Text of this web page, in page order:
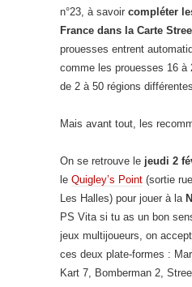
n°23, à savoir compléter
France dans la Carte
prouesses entrent
comme les prouesses 16 à
de 2 à 50 régions
Mais avant tout, les
On se retrouve le jeudi 2
le Quigley’s Point (sortie
Les Halles) pour jouer à la
PS Vita si tu as un bon
jeux multijoueurs, on
ces deux plate-formes :
Kart 7, Bomberman 2,